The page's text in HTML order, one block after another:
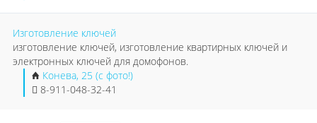
Изготовление ключей
изготовление ключей, изготовление квартирных ключей и
электронных ключей для домофонов.
Конева, 25 (с фото!)
8-911-048-32-41